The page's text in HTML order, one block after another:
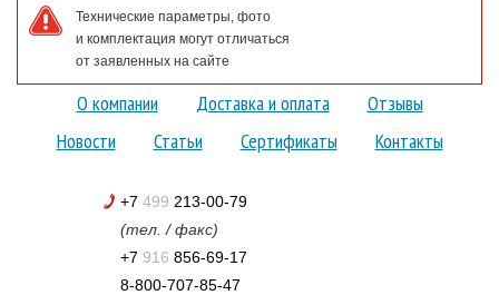
Технические параметры, фото
и комплектация могут отличаться
от заявленных на сайте
О компании Доставка и оплата
Отзывы
Новости
Статьи Сертификаты Контакты
+7 499 213-00-79
(тел. / факс)
+7 916 856-69-17
8-800-707-85-47